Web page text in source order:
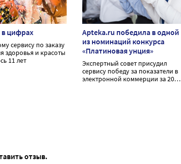
цифрах
сервису по заказу
здоровья и красоты
11 лет
Apteka.ru победила в одной
из номинаций конкурса
«Платиновая унция»
Экспертный совет присудил
сервису победу за показатели в
электронной коммерции за 2022
отзыв.